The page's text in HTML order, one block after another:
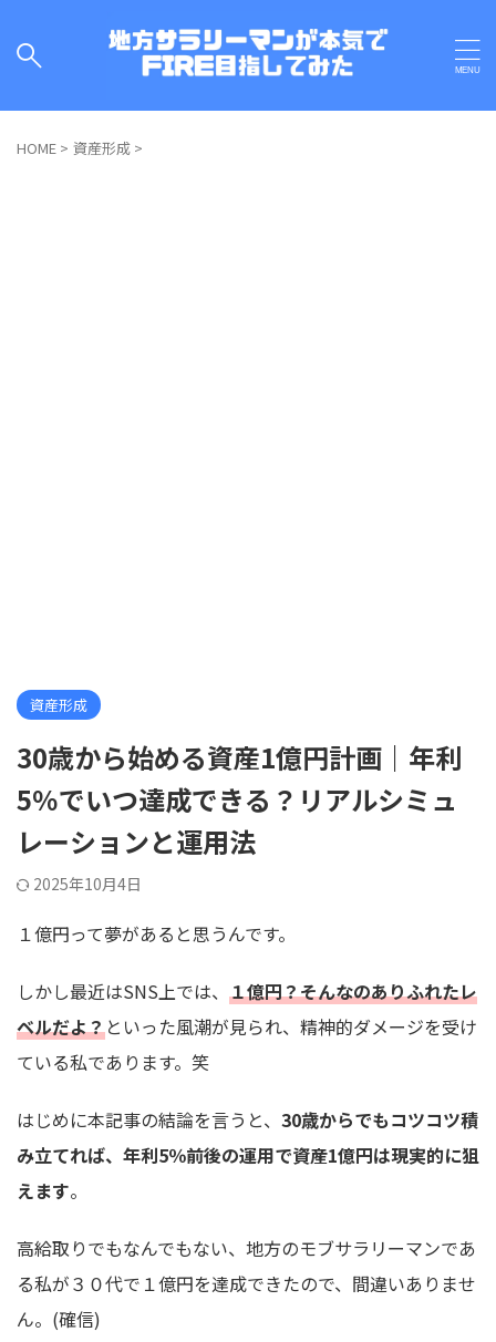
HOME > 資産形成 >
資産形成
30歳から始める資産1億円計画｜年利
5％でいつ達成できる？リアルシミュ
レーションと運用法
2025年10月4日
１億円って夢があると思うんです。
しかし最近はSNS上では、 １億円？そんなのありふれたレ
ベルだよ？といった風潮が見られ、精神的ダメージを受け
ている私であります。笑
はじめに本記事の結論を言うと、 30歳からでもコツコツ積
み立てれば、年利5％前後の運用で資産1億円は現実的に狙
えます。
高給取りでもなんでもない、地方のモブサラリーマンであ
る私が３０代で１億円を達成できたので、間違いありませ
ん。(確信)